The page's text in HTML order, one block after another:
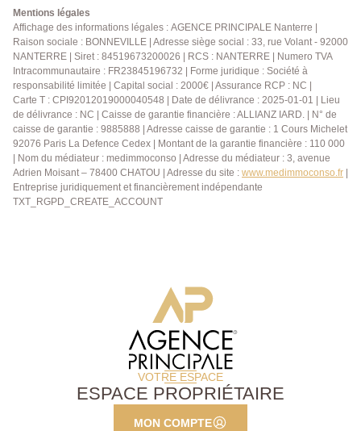
arborée. Ses atouts: RER Nanterre Ville à 12 min,
marché, écoles et commerces à 5 min.
01.40.97.07.07 AP/BV
Mentions légales
Affichage des informations légales : AGENCE PRINCIPALE Nanterre |
Raison sociale : BONNEVILLE | Adresse siège social : 33, rue Volant - 92000
NANTERRE | Siret : 84519673200026 | RCS : NANTERRE | Numero TVA
Intracommunautaire : FR23845196732 | Forme juridique : Société à
responsabilité limitée | Capital social : 2000€ | Assurance RCP : NC |
Carte T : CPI92012019000040548 | Date de délivrance : 2025-01-01 | Lieu
de délivrance : NC | Caisse de garantie financière : ALLIANZ IARD. | N° de
caisse de garantie : 9885888 | Adresse caisse de garantie : 1 Cours Michelet
92076 Paris La Defence Cedex | Montant de la garantie financière : 110 000
| Nom du médiateur : medimmoconso | Adresse du médiateur : 3, avenue
Adrien Moisant – 78400 CHATOU | Adresse du site : www.medimmoconso.fr
Entreprise juridiquement et financièrement indépendante
TXT_RGPD_CREATE_ACCOUNT
VOTRE ESPACE
ESPACE PROPRIÉTAIRE
MON COMPTE